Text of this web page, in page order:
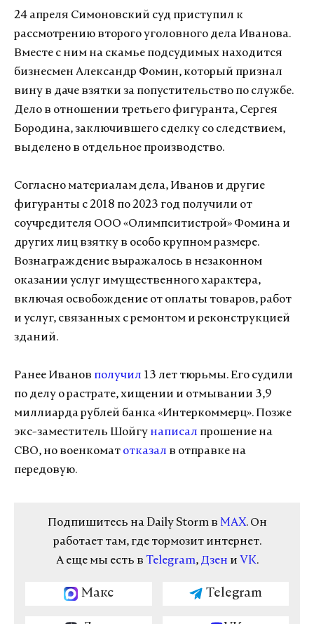
24 апреля Симоновский суд приступил к
рассмотрению второго уголовного дела Иванова.
Вместе с ним на скамье подсудимых находится
бизнесмен Александр Фомин, который признал
вину в даче взятки за попустительство по службе.
Дело в отношении третьего фигуранта, Сергея
Бородина, заключившего сделку со следствием,
выделено в отдельное производство.
Согласно материалам дела, Иванов и другие
фигуранты с 2018 по 2023 год получили от
соучредителя ООО «Олимпситистрой» Фомина и
других лиц взятку в особо крупном размере.
Вознаграждение выражалось в незаконном
оказании услуг имущественного характера,
включая освобождение от оплаты товаров, работ
и услуг, связанных с ремонтом и реконструкцией
зданий.
Ранее Иванов получил 13 лет тюрьмы. Его судили
по делу о растрате, хищении и отмывании 3,9
миллиарда рублей банка «Интеркоммерц». Позже
экс-заместитель Шойгу написал прошение на
СВО, но военкомат отказал в отправке на
передовую.
Подпишитесь на Daily Storm в MAX. Он
работает там, где тормозит интернет.
А еще мы есть в Telegram, Дзен и VK.
Макс Telegram